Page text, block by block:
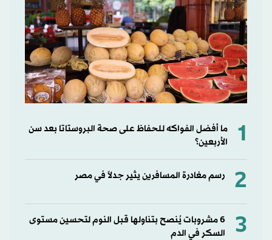
1
ما أفضل الفواكه للحفاظ على صحة البروستاتا بعد سن
الأربعين؟
2 رسم مغادرة المسافرين يثير جدلاً في مصر
3
6 مشروبات يُنصح بتناولها قبل النوم لتحسين مستوى
السكر في الدم